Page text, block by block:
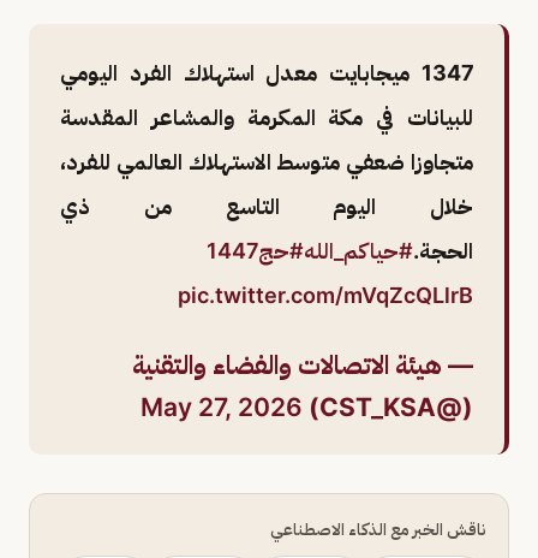
1347 ميجابايت معدل استهلاك الفرد اليومي
للبيانات في مكة المكرمة والمشاعر المقدسة
متجاوزا ضعفي متوسط الاستهلاك العالمي للفرد،
خلال اليوم التاسع من ذي
الحجة.#حياكم_الله#حج1447
pic.twitter.com/mVqZcQLlrB
— هيئة الاتصالات والفضاء والتقنية
(@CST_KSA)
May 27, 2026
ناقش الخبر مع الذكاء الاصطناعي